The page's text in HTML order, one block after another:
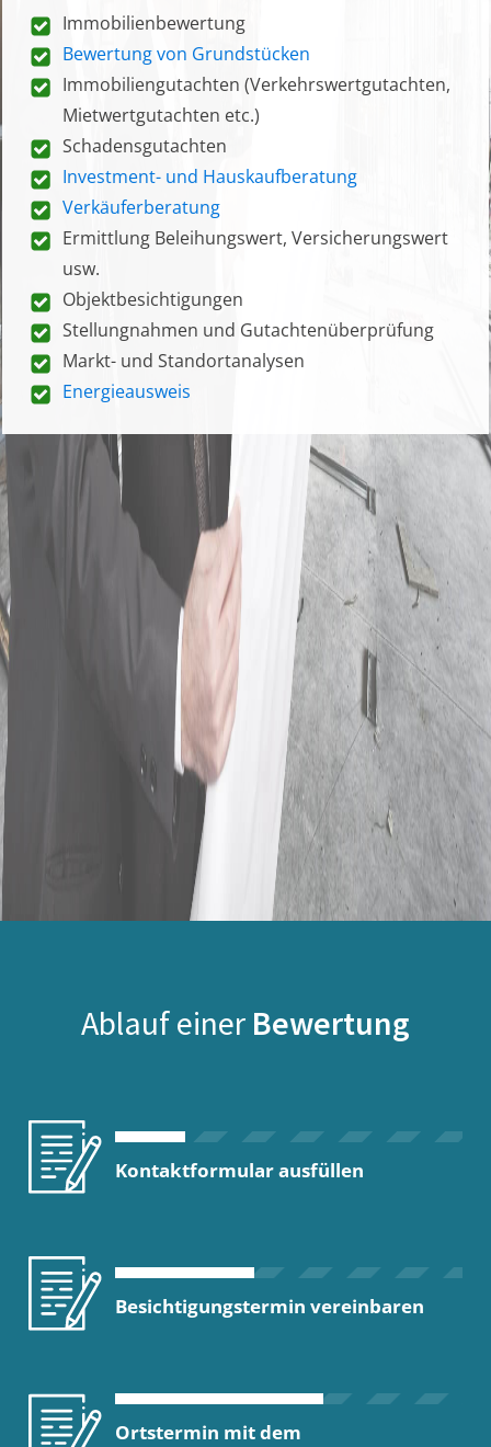
Immobilienbewertung
Bewertung von Grundstücken
Immobiliengutachten (Verkehrswertgutachten,
Mietwertgutachten etc.)
Schadensgutachten
Investment- und Hauskaufberatung
Verkäuferberatung
Ermittlung Beleihungswert, Versicherungswert
usw.
Objektbesichtigungen
Stellungnahmen und Gutachtenüberprüfung
Markt- und Standortanalysen
Energieausweis
Ablauf einer Bewertung
Kontaktformular ausfüllen
Besichtigungstermin vereinbaren
Ortstermin mit dem